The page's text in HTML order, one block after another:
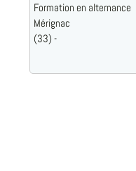
Formation en alternance
Mérignac
(33) -